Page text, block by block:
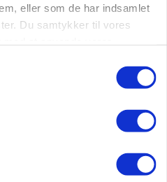
eller som de har indsamlet
Du samtykker til vores